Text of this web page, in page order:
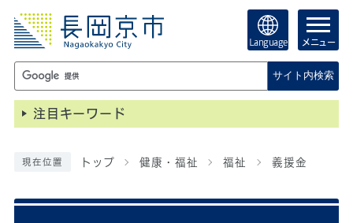
Language メニュー
サイト内検索
注目キーワード
現在位置 トップ 健康・福祉 福祉 義援金